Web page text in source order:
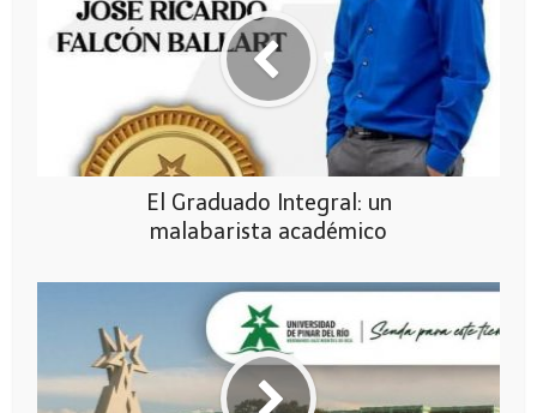
El Graduado Integral: un
malabarista académico